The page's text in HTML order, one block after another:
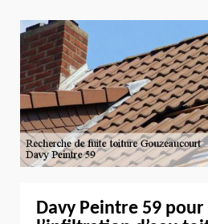
Davy Peintre 59 pour